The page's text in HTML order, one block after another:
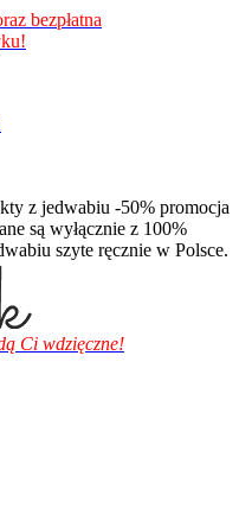
bezpłatna
z jedwabiu -50% promocja
są wyłącznie z 100%
szyte ręcznie w Polsce.
Ci wdzięczne!